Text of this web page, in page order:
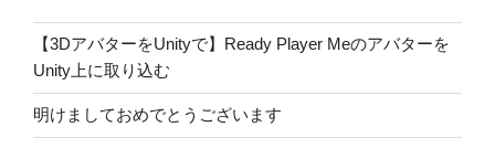
【3DアバターをUnityで】Ready Player Meのアバターを
Unity上に取り込む
明けましておめでとうございます